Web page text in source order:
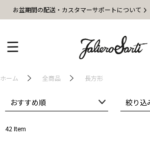
お盆期間の配送・カスタマーサポートについて
ホーム 全商品 長方形
おすすめ順 絞り込
42 Item